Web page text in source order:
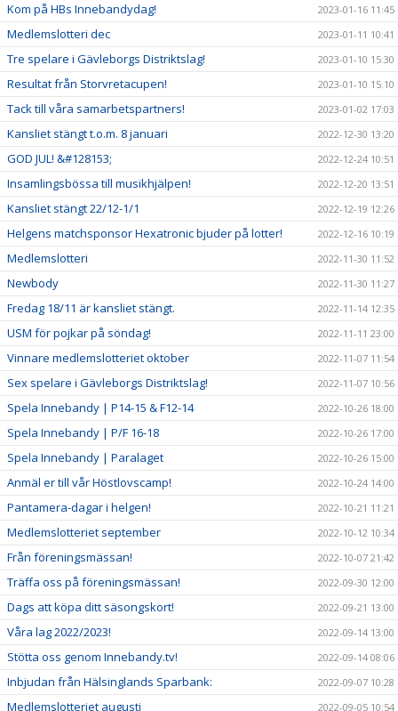
Kom på HBs Innebandydag! 2023-01-16 11:45
Medlemslotteri dec 2023-01-11 10:41
Tre spelare i Gävleborgs Distriktslag! 2023-01-10 15:30
Resultat från Storvretacupen! 2023-01-10 15:10
Tack till våra samarbetspartners! 2023-01-02 17:03
Kansliet stängt t.o.m. 8 januari 2022-12-30 13:20
GOD JUL! &#128153; 2022-12-24 10:51
Insamlingsbössa till musikhjälpen! 2022-12-20 13:51
Kansliet stängt 22/12-1/1 2022-12-19 12:26
Helgens matchsponsor Hexatronic bjuder på lotter! 2022-12-16 10:19
Medlemslotteri 2022-11-30 11:52
Newbody 2022-11-30 11:27
Fredag 18/11 är kansliet stängt. 2022-11-14 12:35
USM för pojkar på söndag! 2022-11-11 23:00
Vinnare medlemslotteriet oktober 2022-11-07 11:54
Sex spelare i Gävleborgs Distriktslag! 2022-11-07 10:56
Spela Innebandy | P14-15 & F12-14 2022-10-26 18:00
Spela Innebandy | P/F 16-18 2022-10-26 17:00
Spela Innebandy | Paralaget 2022-10-26 15:00
Anmäl er till vår Höstlovscamp! 2022-10-24 14:00
Pantamera-dagar i helgen! 2022-10-21 11:21
Medlemslotteriet september 2022-10-12 10:34
Från föreningsmässan! 2022-10-07 21:42
Träffa oss på föreningsmässan! 2022-09-30 12:00
Dags att köpa ditt säsongskort! 2022-09-21 13:00
Våra lag 2022/2023! 2022-09-14 13:00
Stötta oss genom Innebandy.tv! 2022-09-14 08:06
Inbjudan från Hälsinglands Sparbank: 2022-09-07 10:28
Medlemslotteriet augusti 2022-09-05 10:54